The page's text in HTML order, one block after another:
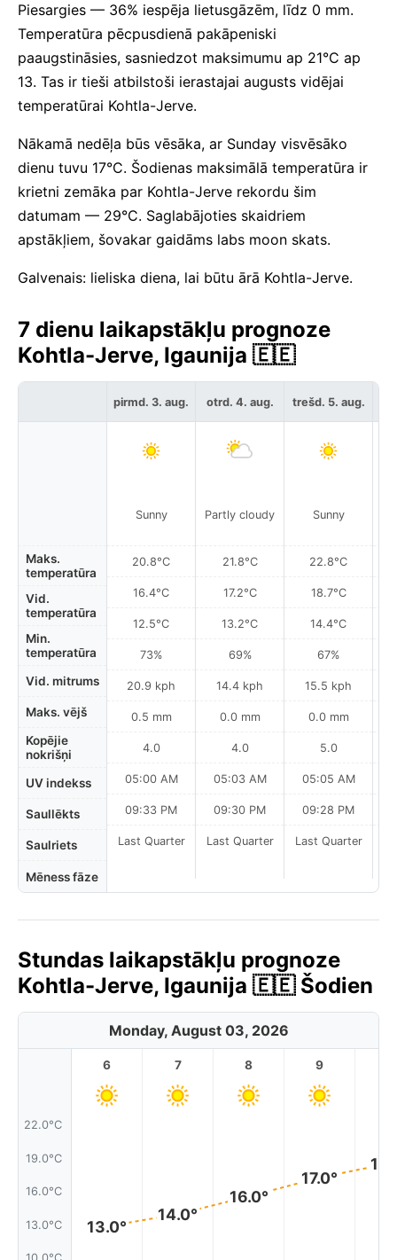
Piesargies — 36% iespēja lietusgāzēm, līdz 0 mm.
Temperatūra pēcpusdienā pakāpeniski
paaugstināsies, sasniedzot maksimumu ap 21°C ap
13. Tas ir tieši atbilstoši ierastajai augusts vidējai
temperatūrai Kohtla-Jerve.
Nākamā nedēļa būs vēsāka, ar Sunday visvēsāko
dienu tuvu 17°C. Šodienas maksimālā temperatūra ir
krietni zemāka par Kohtla-Jerve rekordu šim
datumam — 29°C. Saglabājoties skaidriem
apstākļiem, šovakar gaidāms labs moon skats.
Galvenais: lieliska diena, lai būtu ārā Kohtla-Jerve.
7 dienu laikapstākļu prognoze
Kohtla-Jerve, Igaunija 🇪🇪
Maks.
temperatūra
Vid.
temperatūra
Min.
temperatūra
Vid. mitrums
Maks. vējš
Kopējie
nokrišņi
UV indekss
Saullēkts
Saulriets
Mēness fāze
pirmd. 3. aug.
Sunny
20.8°C
16.4°C
12.5°C
73%
20.9 kph
0.5 mm
4.0
05:00 AM
09:33 PM
Last Quarter
otrd. 4. aug.
Partly cloudy
21.8°C
17.2°C
13.2°C
69%
14.4 kph
0.0 mm
4.0
05:03 AM
09:30 PM
Last Quarter
trešd. 5. aug.
Sunny
22.8°C
18.7°C
14.4°C
67%
15.5 kph
0.0 mm
5.0
05:05 AM
09:28 PM
Last Quarter
Stundas laikapstākļu prognoze
Kohtla-Jerve, Igaunija 🇪🇪 Šodien
Monday, August 03, 2026
22.0°C
19.0°C
16.0°C
13.0°C
10.0°C
6
13.0°
7
14.0°
8
16.0°
9
17.0°